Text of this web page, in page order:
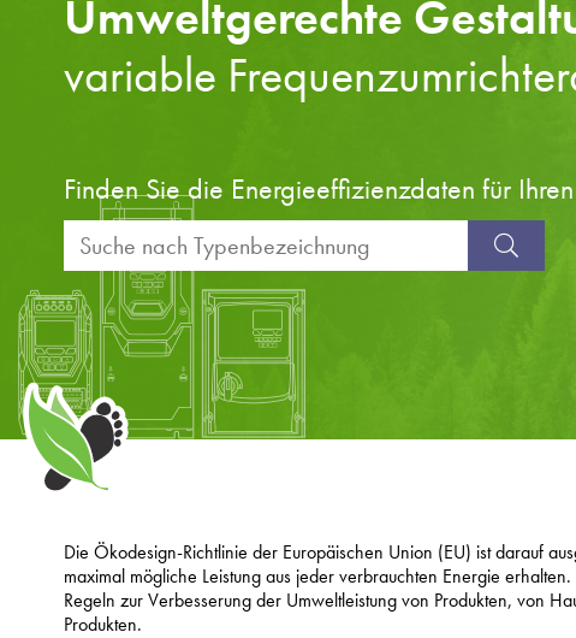
Umweltgerechte
variable
Finden Sie die Energieeffizienzdaten für
Die Ökodesign-Richtlinie der Europäischen Union (EU) ist darauf
maximal mögliche Leistung aus jeder verbrauchten Energie
Regeln zur Verbesserung der Umweltleistung von Produkten, von
Produkten.